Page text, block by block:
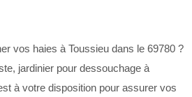
vos haies à Toussieu dans le 69780 ?
jardinier pour dessouchage à
à votre disposition pour assurer vos